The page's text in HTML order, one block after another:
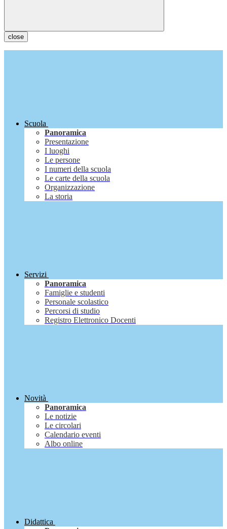
close
Scuola
Panoramica
Presentazione
I luoghi
Le persone
I numeri della scuola
Le carte della scuola
Organizzazione
La storia
Servizi
Panoramica
Famiglie e studenti
Personale scolastico
Percorsi di studio
Registro Elettronico Docenti
Novità
Panoramica
Le notizie
Le circolari
Calendario eventi
Albo online
Didattica